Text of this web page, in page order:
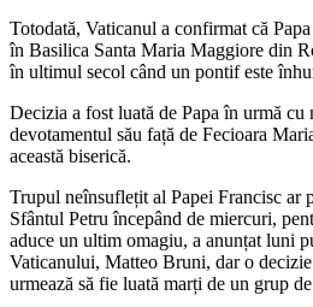
Totodată, Vaticanul a confirmat că
în Basilica Santa Maria Maggiore din
în ultimul secol când un pontif este
Decizia a fost luată de Papa în urmă cu
devotamentul său față de Fecioara
această biserică.
Trupul neînsuflețit al Papei Francisc ar
Sfântul Petru începând de miercuri,
aduce un ultim omagiu, a anunțat luni
Vaticanului, Matteo Bruni, dar o
urmează să fie luată marți de un grup